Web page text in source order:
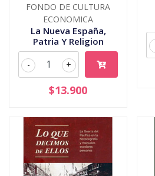
FONDO DE CULTURA
ECONOMICA
La Nueva España,
Patria Y Religion
+
-
$13.900